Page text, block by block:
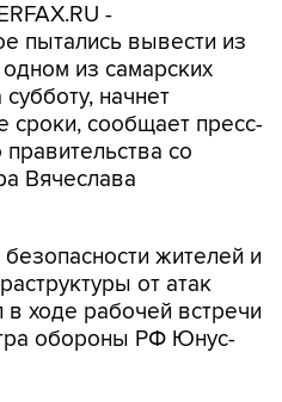
-
пытались вывести из
из самарских
начнет
сроки, сообщает пресс-
со
Вячеслава
жителей и
от атак
в ходе рабочей встречи
обороны РФ Юнус-